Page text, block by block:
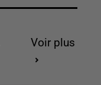
Voir plus